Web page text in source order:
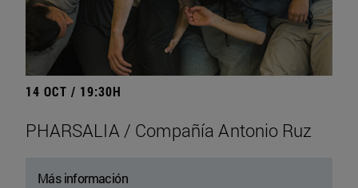
14 OCT / 19:30H
PHARSALIA / Compañía Antonio Ruz
Más información